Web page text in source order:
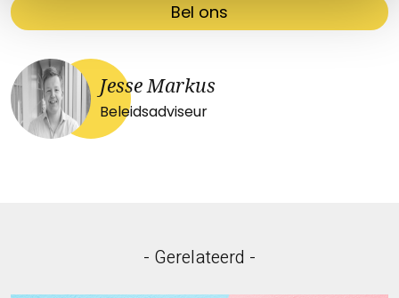
Bel ons
Jesse Markus
Beleidsadviseur
- Gerelateerd -